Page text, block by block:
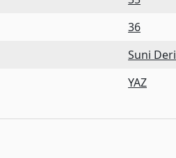
36
Suni Deri
YAZ